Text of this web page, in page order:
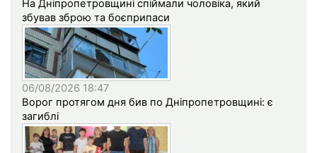
На Дніпропетровщині спіймали чоловіка, який
збував зброю та боєприпаси
06/08/2026 18:47
Ворог протягом дня бив по Дніпропетровщині: є
загиблі